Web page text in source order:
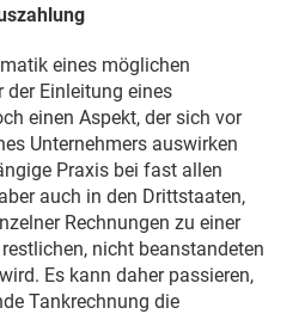
eines möglichen
Einleitung eines
einen Aspekt, der sich vor
Unternehmers auswirken
Praxis bei fast allen
auch in den Drittstaaten,
Rechnungen zu einer
nicht beanstandeten
Es kann daher passieren,
Tankrechnung die